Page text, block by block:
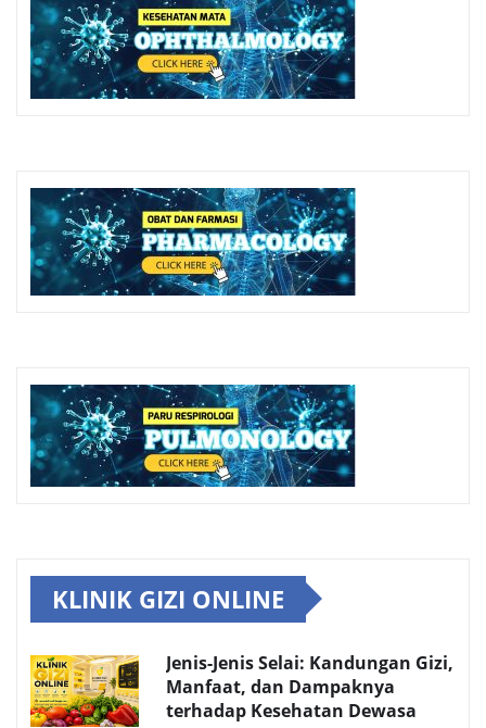
KLINIK GIZI ONLINE
Jenis-Jenis Selai: Kandungan Gizi,
Manfaat, dan Dampaknya
terhadap Kesehatan Dewasa